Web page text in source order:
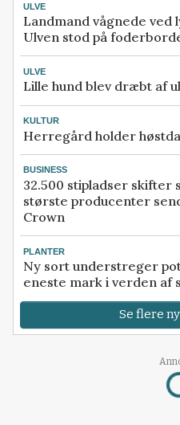
ULVE
Landmand vågnede ved
Ulven stod på
ULVE
Lille hund blev dræbt af
KULTUR
Herregård holder
BUSINESS
32.500 stipladser skifter
største producenter
Crown
PLANTER
Ny sort understreger
eneste mark i verden af
Se flere